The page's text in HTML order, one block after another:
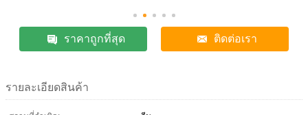
ราคาถูกที่สุด ติดต่อเรา
รายละเอียดสินค้า